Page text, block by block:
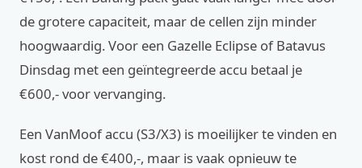
de grotere capaciteit, maar de cellen zijn minder
hoogwaardig. Voor een Gazelle Eclipse of Batavus
Dinsdag met een geïntegreerde accu betaal je
€600,- voor vervanging.
Een VanMoof accu (S3/X3) is moeilijker te vinden en
kost rond de €400,-, maar is vaak opnieuw te